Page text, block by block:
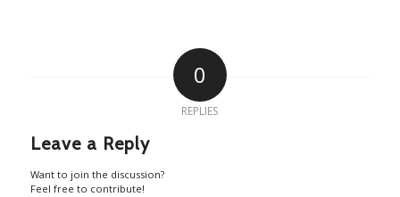
0
REPLIES
Leave a Reply
Want to join the discussion?
Feel free to contribute!